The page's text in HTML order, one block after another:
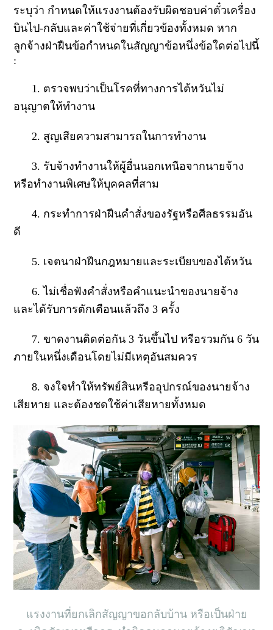
ระบุว่า กำหนดให้แรงงานต้องรับผิดชอบค่าตั๋วเครื่อง
บินไป-กลับและค่าใช้จ่ายที่เกี่ยวข้องทั้งหมด หาก
ลูกจ้างฝ่าฝืนข้อกำหนดในสัญญาข้อหนึ่งข้อใดต่อไปนี้
:
1. ตรวจพบว่าเป็นโรคที่ทางการไต้หวันไม่
อนุญาตให้ทำงาน
2. สูญเสียความสามารถในการทำงาน
3. รับจ้างทำงานให้ผู้อื่นนอกเหนือจากนายจ้าง
หรือทำงานพิเศษให้บุคคลที่สาม
4. กระทำการฝ่าฝืนคำสั่งของรัฐหรือศีลธรรมอัน
ดี
5. เจตนาฝ่าฝืนกฎหมายและระเบียบของไต้หวัน
6. ไม่เชื่อฟังคำสั่งหรือคำแนะนำของนายจ้าง
และได้รับการตักเตือนแล้วถึง 3 ครั้ง
7. ขาดงานติดต่อกัน 3 วันขึ้นไป หรือรวมกัน 6 วัน
ภายในหนึ่งเดือนโดยไม่มีเหตุอันสมควร
8. จงใจทำให้ทรัพย์สินหรืออุปกรณ์ของนายจ้าง
เสียหาย และต้องชดใช้ค่าเสียหายทั้งหมด
แรงงานที่ยกเลิกสัญญาขอกลับบ้าน หรือเป็นฝ่าย